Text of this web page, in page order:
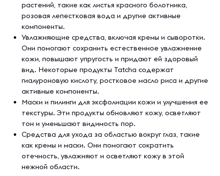
растений, такие как листья красного болотника,
розовая лепестковая вода и другие активные
компоненты.
Увлажняющие средства, включая кремы и сыворотки.
Они помогают сохранить естественное увлажнение
кожи, повышают упругость и придают ей здоровый
вид. Некоторые продукты Tatcha содержат
гиалуроновую кислоту, ростковое масло риса и другие
активные компоненты.
Маски и пилинги для эксфолиации кожи и улучшения ее
текстуры. Эти продукты обновляют кожу, осветляют
тон и уменьшают видимость пор.
Средства для ухода за областью вокруг глаз, такие
как кремы и маски. Они помогают сократить
отечность, увлажняют и осветляют кожу в этой
нежной области.